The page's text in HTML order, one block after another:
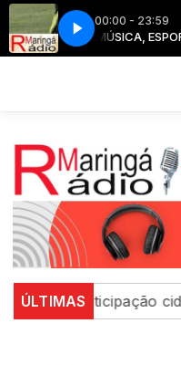
00:00 - 23:59
MÚSICA, ESPORTE E
ÚLTIMAS
participação cidadã;